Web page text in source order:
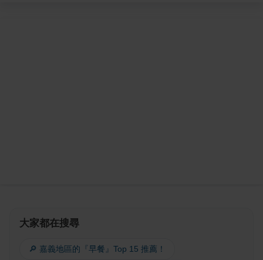
大家都在搜尋
🔎 嘉義地區的『早餐』Top 15 推薦！